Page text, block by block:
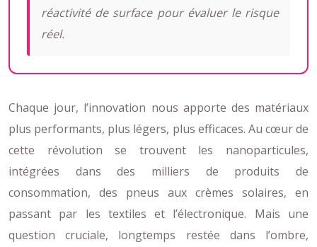
réactivité de surface pour évaluer le risque
réel.
Chaque jour, l’innovation nous apporte des matériaux
plus performants, plus légers, plus efficaces. Au cœur de
cette révolution se trouvent les nanoparticules,
intégrées dans des milliers de produits de
consommation, des pneus aux crèmes solaires, en
passant par les textiles et l’électronique. Mais une
question cruciale, longtemps restée dans l’ombre,